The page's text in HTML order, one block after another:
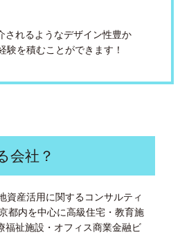
されるようなデザイン性豊か
験を積むことができます！
会社？
産活用に関するコンサルティ
都内を中心に高級住宅・教育施
福祉施設・オフィス商業金融ビ